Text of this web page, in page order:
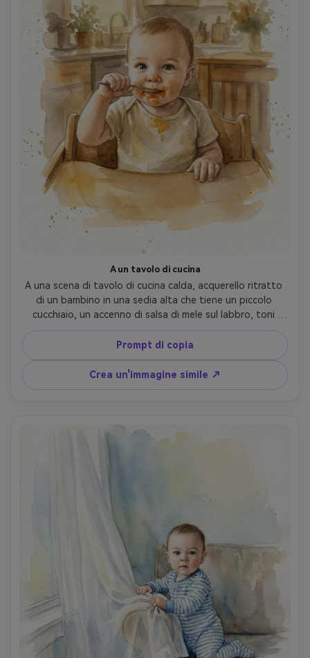
A un tavolo di cucina
A una scena di tavolo di cucina calda, acquerello ritratto
di un bambino in una sedia alta che tiene un piccolo
cucchiaio, un accenno di salsa di mele sul labbro, toni
dorati morbidi, forme di sfondo sciolte che suggeriscono
casa, somiglianza facciale attenta, schizzi sottili
mantenuti minimi, umore nostalgico candidato su carta
acquerello strutturata, obiettivo da 85 mm, profondità di
campo bassa, illuminazione cinematografica morbida-AR
Prompt di copia
Crea un'immagine simile ↗